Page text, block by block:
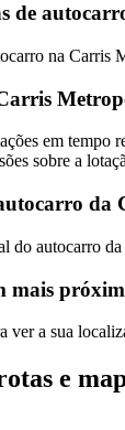
de
na Carris
em tempo
sobre a
da
do autocarro
mais
ver a sua
e